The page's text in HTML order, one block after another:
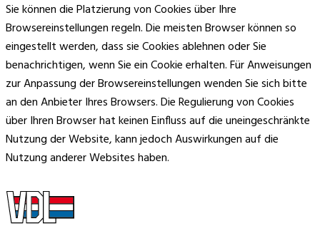
Sie können die Platzierung von Cookies über Ihre
Browsereinstellungen regeln. Die meisten Browser können so
eingestellt werden, dass sie Cookies ablehnen oder Sie
benachrichtigen, wenn Sie ein Cookie erhalten. Für Anweisungen
zur Anpassung der Browsereinstellungen wenden Sie sich bitte
an den Anbieter Ihres Browsers. Die Regulierung von Cookies
über Ihren Browser hat keinen Einfluss auf die uneingeschränkte
Nutzung der Website, kann jedoch Auswirkungen auf die
Nutzung anderer Websites haben.